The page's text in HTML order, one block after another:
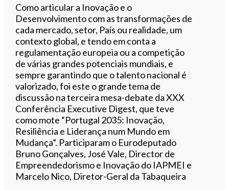
0:00/6:22
Como articular a Inovação e o
Desenvolvimento com as transformações de
cada mercado, setor, País ou realidade, um
contexto global, e tendo em conta a
regulamentação europeia ou a competição
de várias grandes potenciais mundiais, e
sempre garantindo que o talento nacional é
valorizado, foi este o grande tema de
discussão na terceira mesa-debate da XXX
Conferência Executive Digest, que teve
como mote “Portugal 2035: Inovação,
Resiliência e Liderança num Mundo em
Mudança”. Participaram o Eurodeputado
Bruno Gonçalves, José Vale, Director de
Empreendedorismo e Inovação do IAPMEI e
Marcelo Nico, Diretor-Geral da Tabaqueira